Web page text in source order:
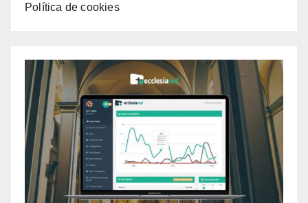
Política de cookies